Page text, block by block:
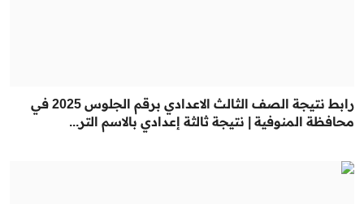
رابط نتيجة الصف الثالث الاعدادي برقم الجلوس 2025 في
محافظة المنوفية | نتيجة ثالثة إعدادي بالاسم التر...